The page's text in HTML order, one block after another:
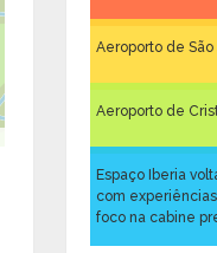
Aeroporto de São
Aeroporto de
Espaço Iberia
com
foco na cabine